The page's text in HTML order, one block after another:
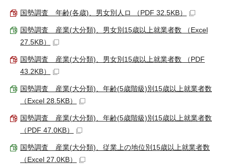
国勢調査 年齢(各歳)、男女別人ロ （PDF 32.5KB）
国勢調査 産業(大分類)、男女別15歳以上就業者数 （Excel
27.5KB）
国勢調査 産業(大分類)、男女別15歳以上就業者数 （PDF
43.2KB）
国勢調査 産業(大分類)、年齢(5歳階級)別15歳以上就業者数
（Excel 28.5KB）
国勢調査 産業(大分類)、年齢(5歳階級)別15歳以上就業者数
（PDF 47.0KB）
国勢調査 産業(大分類)、従業上の地位別15歳以上就業者数
（Excel 27.0KB）